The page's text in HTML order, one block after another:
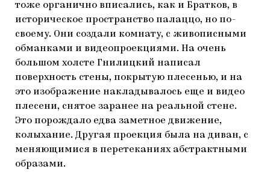
тоже органично вписались, как и Братков, в
историческое пространство палаццо, но по-
своему. Они создали комнату, с живописными
обманками и видеопроекциями. На очень
большом холсте Гнилицкий написал
поверхность стены, покрытую плесенью, и на
это изображение накладывалось еще и видео
плесени, снятое заранее на реальной стене.
Это порождало едва заметное движение,
колыхание. Другая проекция была на диван, с
меняющимися в перетеканиях абстрактными
образами.